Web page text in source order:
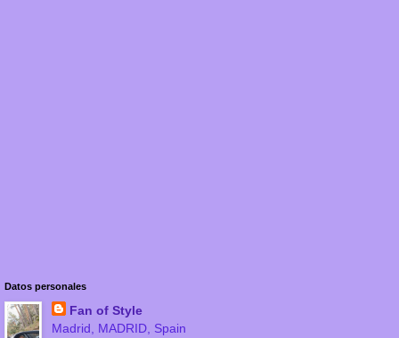
Datos personales
Fan of Style
Madrid, MADRID, Spain